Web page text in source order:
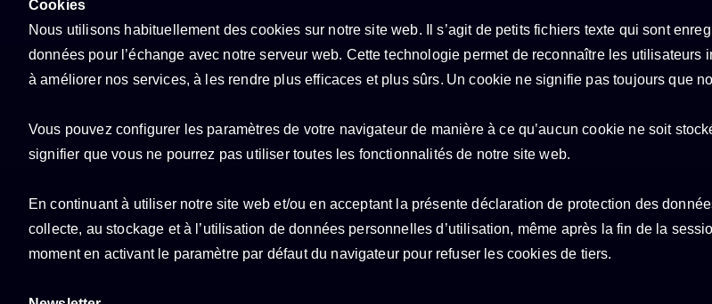
Cookies
Nous utilisons habituellement des cookies sur notre site web. Il s’agit de petits fichiers texte qui sont
données pour l’échange avec notre serveur web. Cette technologie permet de reconnaître les
à améliorer nos services, à les rendre plus efficaces et plus sûrs. Un cookie ne signifie pas toujours que
Vous pouvez configurer les paramètres de votre navigateur de manière à ce qu’aucun cookie ne soit
signifier que vous ne pourrez pas utiliser toutes les fonctionnalités de notre site web.
En continuant à utiliser notre site web et/ou en acceptant la présente déclaration de protection des
collecte, au stockage et à l’utilisation de données personnelles d’utilisation, même après la fin de la
moment en activant le paramètre par défaut du navigateur pour refuser les cookies de tiers.